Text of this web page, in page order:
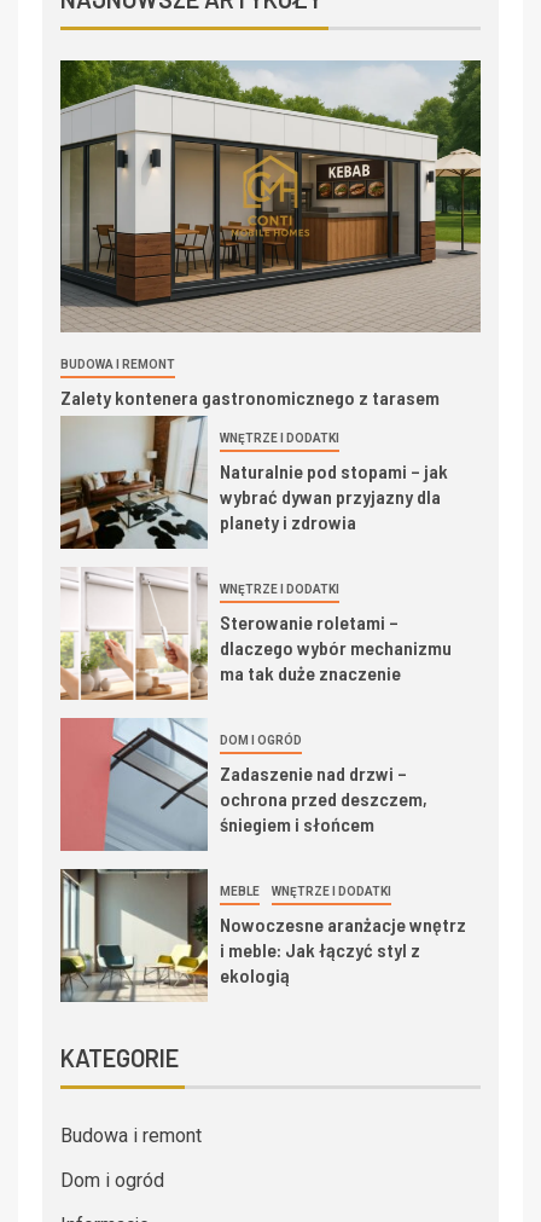
BUDOWA I REMONT
Zalety kontenera gastronomicznego z tarasem
WNĘTRZE I DODATKI
Naturalnie pod stopami – jak
wybrać dywan przyjazny dla
planety i zdrowia
WNĘTRZE I DODATKI
Sterowanie roletami –
dlaczego wybór mechanizmu
ma tak duże znaczenie
DOM I OGRÓD
Zadaszenie nad drzwi –
ochrona przed deszczem,
śniegiem i słońcem
MEBLE WNĘTRZE I DODATKI
Nowoczesne aranżacje wnętrz
i meble: Jak łączyć styl z
ekologią
KATEGORIE
Budowa i remont
Dom i ogród